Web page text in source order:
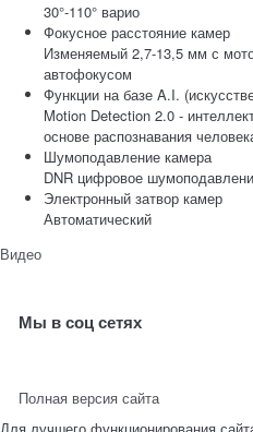
30°-110° варио
Фокусное расстояние камер
Изменяемый 2,7-13,5 мм с
автофокусом
Функции на базе A.I.
Motion Detection 2.0 -
основе распознавания
Шумоподавление камера
DNR цифровое
Электронный затвор камер
Автоматический
Видео
Мы в соц сетях
Полная версия сайта